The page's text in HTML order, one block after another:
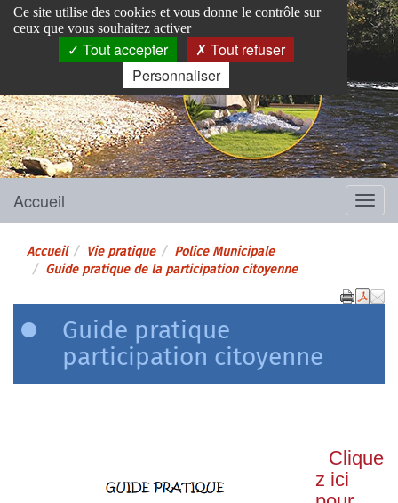
Pins-Justaret
Site officiel de la mairie
Menu
Accueil
Accueil Vie pratique
Police Municipale
Guide pratique de la participation citoyenne
Guide pratique
participation citoyenne
Clique
z ici
Panneau de gestion des cookies
Ce site utilise des cookies et vous donne le contrôle sur
ceux que vous souhaitez activer
Tout accepter
Tout refuser
Personnaliser